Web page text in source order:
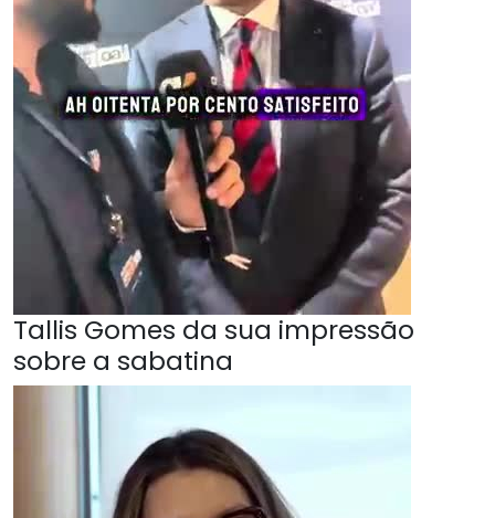
Tallis Gomes da sua impressão
sobre a sabatina